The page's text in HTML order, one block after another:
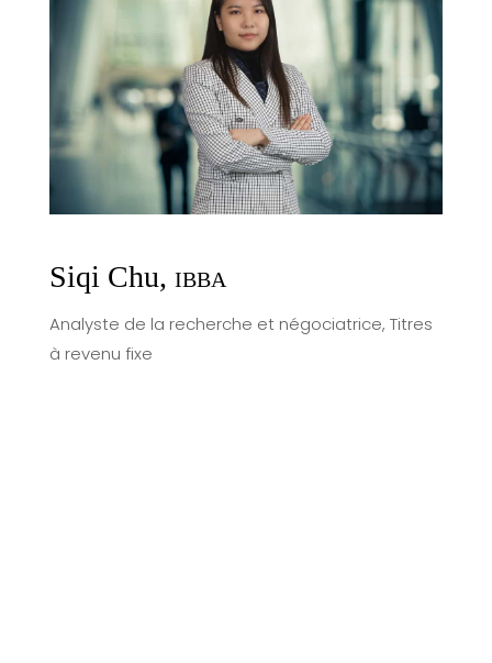
Siqi Chu, IBBA
Analyste de la recherche et négociatrice, Titres
à revenu fixe